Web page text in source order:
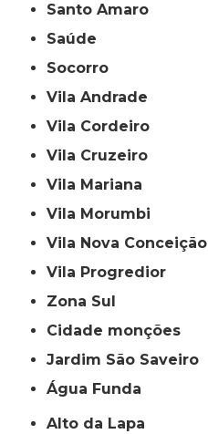
Santo Amaro
Saúde
Socorro
Vila Andrade
Vila Cordeiro
Vila Cruzeiro
Vila Mariana
Vila Morumbi
Vila Nova Conceição
Vila Progredior
Zona Sul
cidade monções
jardim São Saveiro
Água Funda
Alto da Lapa